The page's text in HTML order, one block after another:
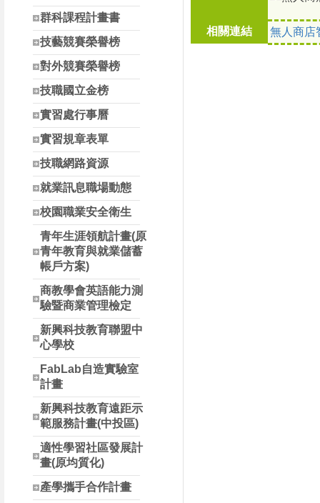
群科課程計畫書
技藝競賽榮譽榜
對外競賽榮譽榜
技職國立金榜
實習處行事曆
實習規章表單
技職網路資源
就業訊息職場動態
校園職業安全衛生
青年生涯領航計畫(原
青年教育與就業儲蓄
帳戶方案)
商教學會英語能力測
驗暨商業管理檢定
新興科技教育聯盟中
心學校
FabLab自造實驗室
計畫
新興科技教育遠距示
範服務計畫(中投區)
適性學習社區發展計
畫(原均質化)
產學攜手合作計畫
相關連結 無人商店